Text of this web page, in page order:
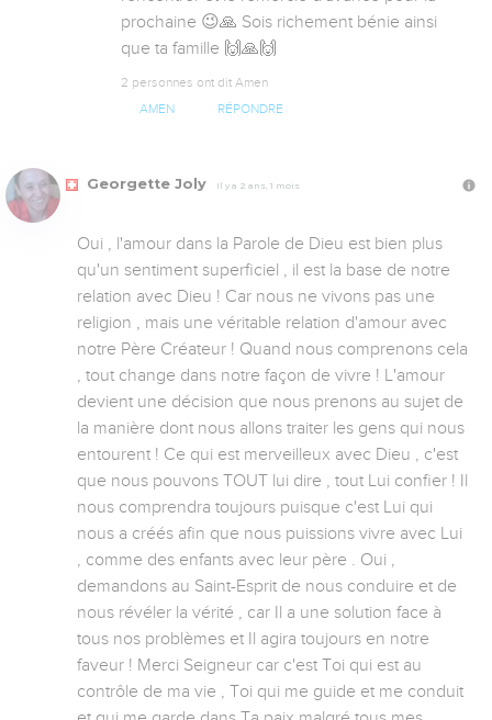
prochaine 😉🙏 Sois richement bénie ainsi
que ta famille 🙌🙏🙌
2 personnes ont dit Amen
AMEN RÉPONDRE
Georgette Joly Il y a 2 ans, 1 mois
Oui , l'amour dans la Parole de Dieu est bien plus
qu'un sentiment superficiel , il est la base de notre
relation avec Dieu ! Car nous ne vivons pas une
religion , mais une véritable relation d'amour avec
notre Père Créateur ! Quand nous comprenons cela
, tout change dans notre façon de vivre ! L'amour
devient une décision que nous prenons au sujet de
la manière dont nous allons traiter les gens qui nous
entourent ! Ce qui est merveilleux avec Dieu , c'est
que nous pouvons TOUT lui dire , tout Lui confier ! Il
nous comprendra toujours puisque c'est Lui qui
nous a créés afin que nous puissions vivre avec Lui
, comme des enfants avec leur père . Oui ,
demandons au Saint-Esprit de nous conduire et de
nous révéler la vérité , car Il a une solution face à
tous nos problèmes et Il agira toujours en notre
faveur ! Merci Seigneur car c'est Toi qui est au
contrôle de ma vie , Toi qui me guide et me conduit